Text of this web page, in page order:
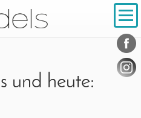
und heute: